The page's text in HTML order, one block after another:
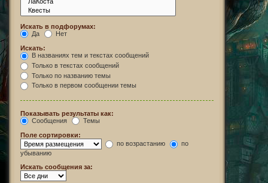
Искать в подфорумах:
Да
Нет
Искать:
В названиях тем и текстах сообщений
Только в текстах сообщений
Только по названию темы
Только в первом сообщении темы
Показывать результаты как:
Сообщения
Темы
Поле сортировки:
по возрастанию
по
убыванию
Искать сообщения за: